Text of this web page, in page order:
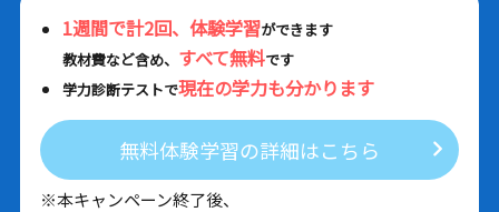
1週間で計2回、体験学習ができます
教材費など含め、 すべて無料です
学力診断テストで現在の学力も分かります
無料体験学習の詳細はこちら
※本キャンペーン終了後、